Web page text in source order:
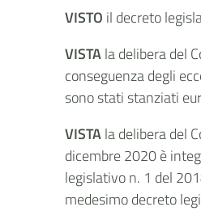
VISTO il decreto
VISTAla delibera del
conseguenza degli
sono stati stanziati
VISTAla delibera del
dicembre 2020 è
legislativo n. 1 del
medesimo decreto